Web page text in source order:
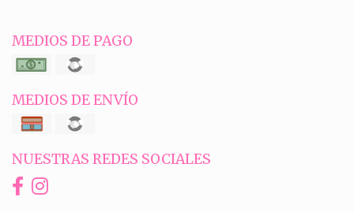
MEDIOS DE PAGO
MEDIOS DE ENVÍO
NUESTRAS REDES SOCIALES